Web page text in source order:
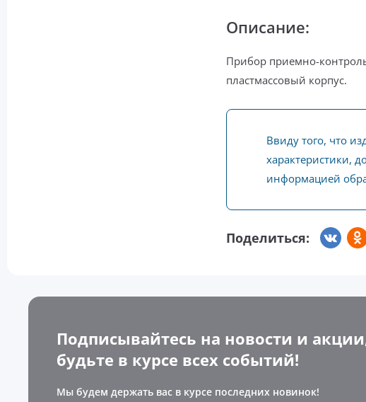
Описание:
Прибор приемно-
пластмассовый корпус.
Ввиду того, что
характеристики,
информацией
Поделиться:
Подписывайтесь на новости и
будьте в курсе всех событий!
Мы будем держать вас в курсе последних новинок!